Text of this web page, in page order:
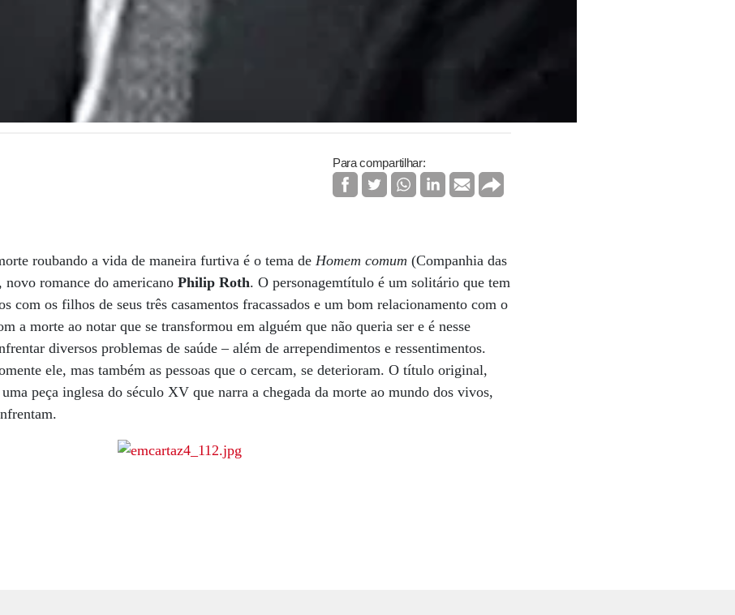
Para compartilhar:
roubando a vida de maneira furtiva é o tema deHomem comum (Companhia das
novo romance do americanoPhilip Roth. O personagemtítulo é um solitário que tem
com os filhos de seus três casamentos fracassados e um bom relacionamento com o
a morte ao notar que se transformou em alguém que não queria ser e é nesse
diversos problemas de saúde – além de arrependimentos e ressentimentos.
ele, mas também as pessoas que o cercam, se deterioram. O título original,
peça inglesa do século XV que narra a chegada da morte ao mundo dos vivos,